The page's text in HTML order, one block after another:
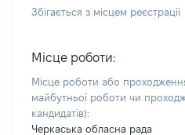
Збігається з місцем реєстрації
Місце роботи:
Місце роботи або
майбутньої роботи чи
кандидатів):
Черкаська обласна рада